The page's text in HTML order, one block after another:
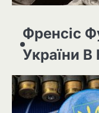
Френсіс
України